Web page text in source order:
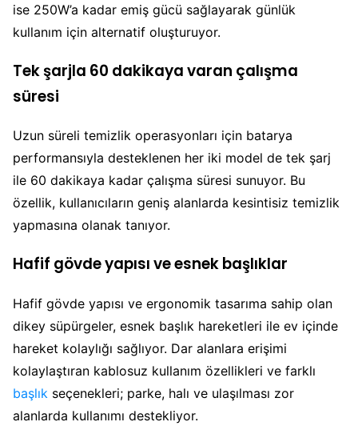
ise 250W’a kadar emiş gücü sağlayarak günlük
kullanım için alternatif oluşturuyor.
Tek şarjla 60 dakikaya varan çalışma
süresi
Uzun süreli temizlik operasyonları için batarya
performansıyla desteklenen her iki model de tek şarj
ile 60 dakikaya kadar çalışma süresi sunuyor. Bu
özellik, kullanıcıların geniş alanlarda kesintisiz temizlik
yapmasına olanak tanıyor.
Hafif gövde yapısı ve esnek başlıklar
Hafif gövde yapısı ve ergonomik tasarıma sahip olan
dikey süpürgeler, esnek başlık hareketleri ile ev içinde
hareket kolaylığı sağlıyor. Dar alanlara erişimi
kolaylaştıran kablosuz kullanım özellikleri ve farklı
başlık seçenekleri; parke, halı ve ulaşılması zor
alanlarda kullanımı destekliyor.